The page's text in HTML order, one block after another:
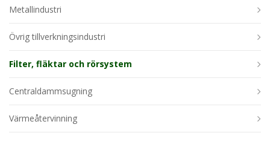
Metallindustri
Övrig tillverkningsindustri
Filter, fläktar och rörsystem
Centraldammsugning
Värmeåtervinning